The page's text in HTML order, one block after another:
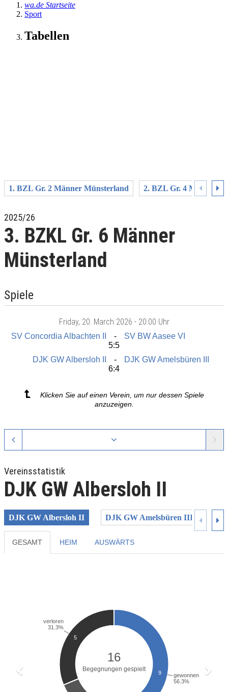
wa.de Startseite
Sport
Tabellen
1. BZL Gr. 2 Männer Münsterland 2. BZL Gr. 4 Männer
2025/26
3. BZKL Gr. 6 Männer
Münsterland
Spiele
Friday, 20. March 2026 - 20:00 Uhr
SV Concordia Albachten II
SV BW Aasee VI
5:5
DJK GW Albersloh II
DJK GW Amelsbüren III
6:4
Klicken Sie auf einen Verein, um nur dessen Spiele
anzuzeigen.
Vereinsstatistik
DJK GW Albersloh II
DJK GW Albersloh II DJK GW Amelsbüren III
GESAMT HEIM AUSWÄRTS